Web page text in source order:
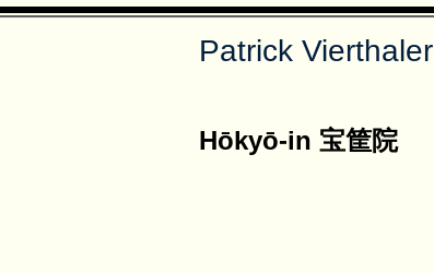
Patrick Vierthaler
Hōkyō-in 宝筐院